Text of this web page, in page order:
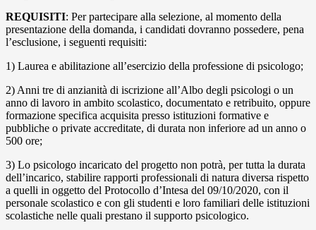
REQUISITI: Per partecipare alla selezione, al momento della
presentazione della domanda, i candidati dovranno possedere, pena
l’esclusione, i seguenti requisiti:
1) Laurea e abilitazione all’esercizio della professione di psicologo;
2) Anni tre di anzianità di iscrizione all’Albo degli psicologi o un
anno di lavoro in ambito scolastico, documentato e retribuito, oppure
formazione specifica acquisita presso istituzioni formative e
pubbliche o private accreditate, di durata non inferiore ad un anno o
500 ore;
3) Lo psicologo incaricato del progetto non potrà, per tutta la durata
dell’incarico, stabilire rapporti professionali di natura diversa rispetto
a quelli in oggetto del Protocollo d’Intesa del 09/10/2020, con il
personale scolastico e con gli studenti e loro familiari delle istituzioni
scolastiche nelle quali prestano il supporto psicologico.